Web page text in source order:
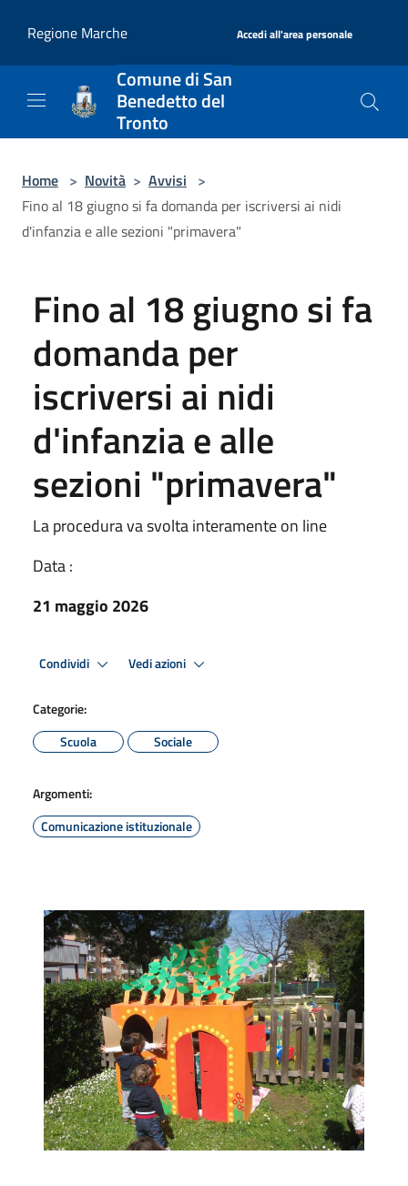
Regione Marche
Accedi all'area personale
Comune di San
Benedetto del
Tronto
Home > Novità > Avvisi >
Fino al 18 giugno si fa domanda per iscriversi ai nidi
d'infanzia e alle sezioni "primavera"
Fino al 18 giugno si fa
domanda per
iscriversi ai nidi
d'infanzia e alle
sezioni "primavera"
La procedura va svolta interamente on line
Data :
21 maggio 2026
Condividi Vedi azioni
Categorie:
Scuola
Sociale
Argomenti:
Comunicazione istituzionale